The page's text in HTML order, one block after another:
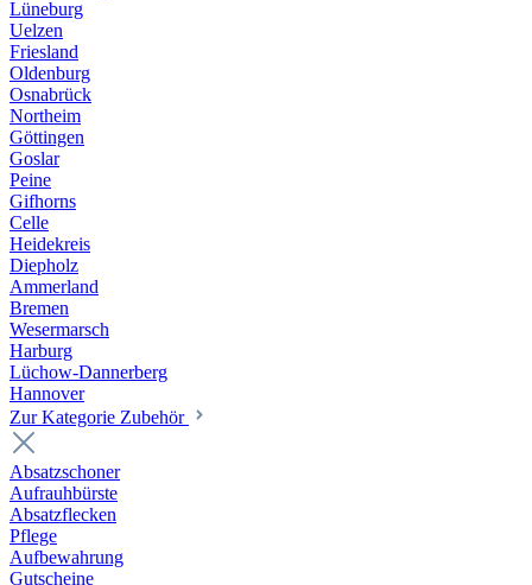
Lüneburg
Uelzen
Friesland
Oldenburg
Osnabrück
Northeim
Göttingen
Goslar
Peine
Gifhorns
Celle
Heidekreis
Diepholz
Ammerland
Bremen
Wesermarsch
Harburg
Lüchow-Dannerberg
Hannover
Zur Kategorie Zubehör
Absatzschoner
Aufrauhbürste
Absatzflecken
Pflege
Aufbewahrung
Gutscheine